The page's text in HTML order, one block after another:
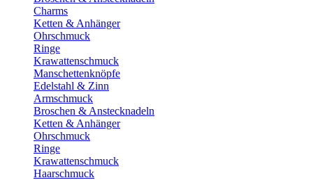
Charms
Ketten & Anhänger
Ohrschmuck
Ringe
Krawattenschmuck
Manschettenknöpfe
Edelstahl & Zinn
Armschmuck
Broschen & Anstecknadeln
Ketten & Anhänger
Ohrschmuck
Ringe
Krawattenschmuck
Haarschmuck